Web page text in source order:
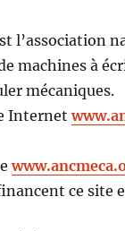
l’association
machines à
mécaniques.
Internet
ce site